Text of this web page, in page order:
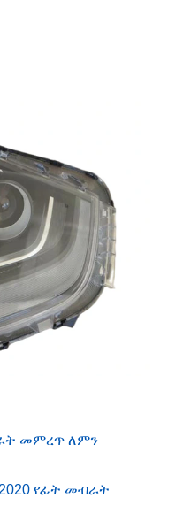
መምረጥ ለምን
2020 የፊት መብራት